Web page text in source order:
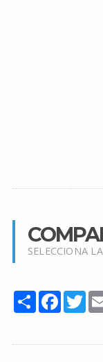
SELECCIONA
Share Facebook